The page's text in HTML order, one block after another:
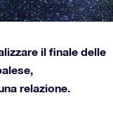
il finale delle
relazione.